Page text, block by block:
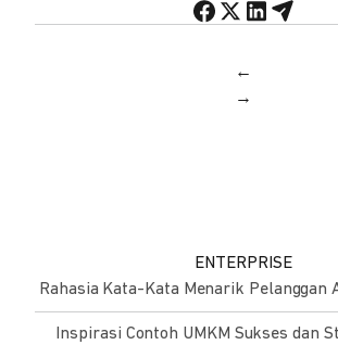
←
→
ENTERPRISE
Rahasia Kata-Kata Menarik Pelanggan
Inspirasi Contoh UMKM Sukses dan